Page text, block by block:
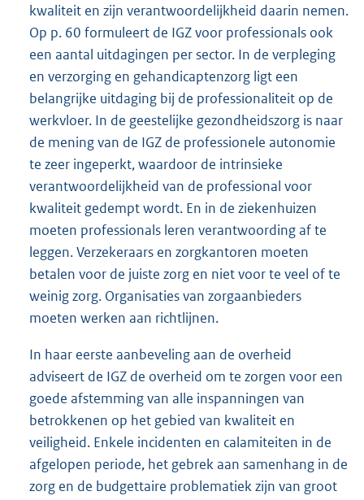
kwaliteit en zijn verantwoordelijkheid daarin nemen.
Op p. 60 formuleert de IGZ voor professionals ook
een aantal uitdagingen per sector. In de verpleging
en verzorging en gehandicaptenzorg ligt een
belangrijke uitdaging bij de professionaliteit op de
werkvloer. In de geestelijke gezondheidszorg is naar
de mening van de IGZ de professionele autonomie
te zeer ingeperkt, waardoor de intrinsieke
verantwoordelijkheid van de professional voor
kwaliteit gedempt wordt. En in de ziekenhuizen
moeten professionals leren verantwoording af te
leggen. Verzekeraars en zorgkantoren moeten
betalen voor de juiste zorg en niet voor te veel of te
weinig zorg. Organisaties van zorgaanbieders
moeten werken aan richtlijnen.
In haar eerste aanbeveling aan de overheid
adviseert de IGZ de overheid om te zorgen voor een
goede afstemming van alle inspanningen van
betrokkenen op het gebied van kwaliteit en
veiligheid. Enkele incidenten en calamiteiten in de
afgelopen periode, het gebrek aan samenhang in de
zorg en de budgettaire problematiek zijn van groot